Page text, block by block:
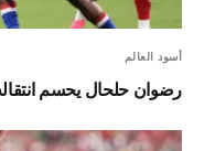
أسود العالم
رضوان حلحال يحسم